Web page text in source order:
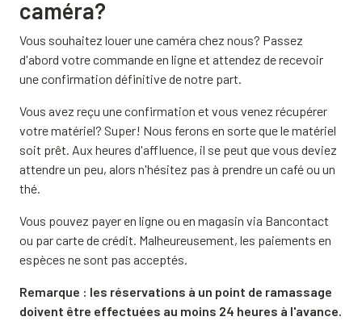
caméra?
Vous souhaitez louer une caméra chez nous? Passez
d'abord votre commande en ligne et attendez de recevoir
une confirmation définitive de notre part.
Vous avez reçu une confirmation et vous venez récupérer
votre matériel? Super! Nous ferons en sorte que le matériel
soit prêt. Aux heures d'affluence, il se peut que vous deviez
attendre un peu, alors n'hésitez pas à prendre un café ou un
thé.
Vous pouvez payer en ligne ou en magasin via Bancontact
ou par carte de crédit. Malheureusement, les paiements en
espèces ne sont pas acceptés.
Remarque : les réservations à un point de ramassage
doivent être effectuées au moins 24 heures à l'avance.